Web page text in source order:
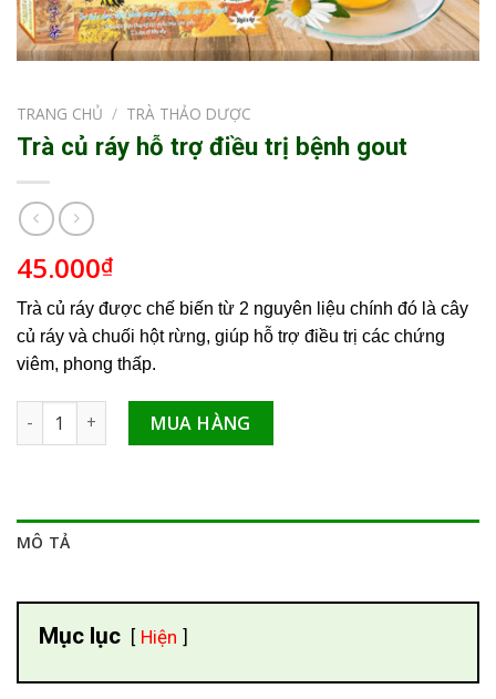
TRANG CHỦ / TRÀ THẢO DƯỢC
Trà củ ráy hỗ trợ điều trị bệnh gout
45.000₫
Trà củ ráy được chế biến từ 2 nguyên liệu chính đó là cây
củ ráy và chuối hột rừng, giúp hỗ trợ điều trị các chứng
viêm, phong thấp.
Trà củ ráy hỗ trợ điều trị bệnh gout số lượng
MUA HÀNG
MÔ TẢ
Mục lục Hiện